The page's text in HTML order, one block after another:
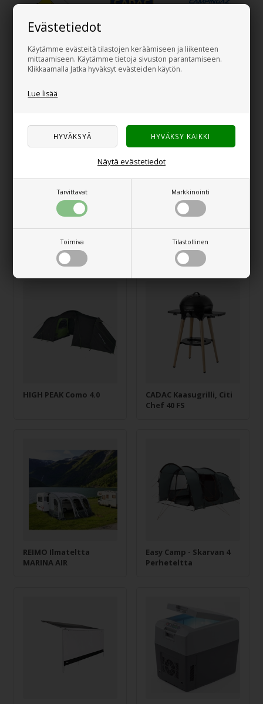
Evästetiedot
Käytämme evästeitä tilastojen keräämiseen ja liikenteen
mittaamiseen. Käytämme tietoja sivuston parantamiseen.
Klikkaamalla Jatka hyväksyt evästeiden käytön.
Lue lisää
Tarvittavat Markkinointi
Toimiva Tilastollinen
Näytä evästetiedot
SUOSITUIMMAT TUOTTEET
HIGH PEAK Como 4.0 - 6.0
REIMO Korotusteltta
ID buzz, T5 ja T6
HIGH PEAK Como 4.0
CADAC Kaasugrilli, Citi
Chef 40 FS
REIMO Ilmateltta
MARINA AIR
Easy Camp - Skarvan 4
Perheteltta